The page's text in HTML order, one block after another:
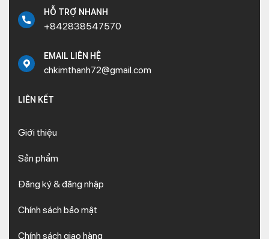
HỖ TRỢ NHANH
+842838547570
EMAIL LIÊN HỆ
chkimthanh72@gmail.com
LIÊN KẾT
Giới thiệu
Sản phẩm
Đăng ký & đăng nhập
Chính sách bảo mật
Chính sách giao hàng